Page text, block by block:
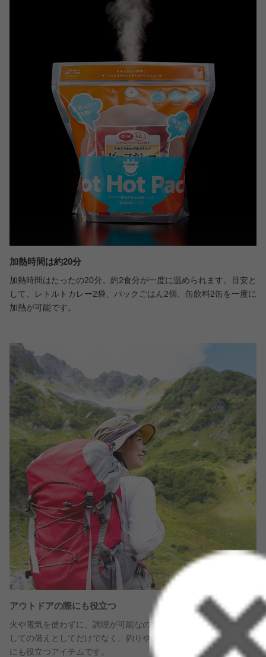
加熱時間は約20分
加熱時間はたったの20分。約2食分が一度に温められます。目安と
して、レトルトカレー2袋、パックごはん2個、缶飲料2缶を一度に
加熱が可能です。
アウトドアの際にも役立つ
火や電気を使わずに、調理が可能なので、万が一の防災グッズと
しての備えとしてだけでなく、釣りや山登りなどアウトドアの際
にも役立つアイテムです。